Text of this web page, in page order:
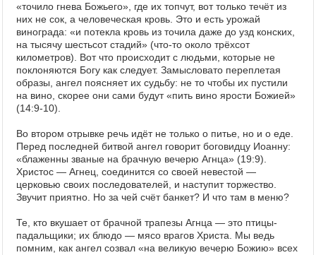
«точило гнева Божьего», где их топчут, вот только течёт из
них не сок, а человеческая кровь. Это и есть урожай
винограда: «и потекла кровь из точила даже до узд конских,
на тысячу шестьсот стадий» (что-то около трёхсот
километров). Вот что происходит с людьми, которые не
поклоняются Богу как следует. Замысловато переплетая
образы, ангел поясняет их судьбу: не то чтобы их пустили
на вино, скорее они сами будут «пить вино ярости Божией»
(14:9-10).
Во втором отрывке речь идёт не только о питье, но и о еде.
Перед последней битвой ангел говорит боговидцу Иоанну:
«блаженны званые на брачную вечерю Агнца» (19:9).
Христос — Агнец, соединится со своей невестой —
церковью своих последователей, и наступит торжество.
Звучит приятно. Но за чей счёт банкет? И что там в меню?
Те, кто вкушает от брачной трапезы Агнца — это птицы-
падальщики; их блюдо — мясо врагов Христа. Мы ведь
помним, как ангел созвал «на великую вечерю Божию» всех